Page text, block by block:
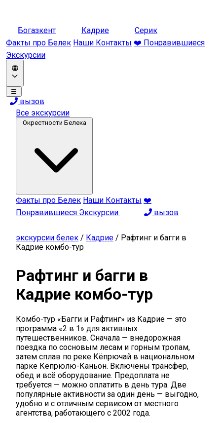
Богазкент Кадрие
Серик
Факты про Белек Наши Контакты ❤️ Понравившиеся
Экскурсии
☰
вызов
Все экскурсии
Окрестности Белека
Факты про Белек Наши Контакты ❤️
Понравившиеся Экскурсии
вызов
экскурсии белек / Кадрие / Рафтинг и багги в
Кадрие комбо-тур
Рафтинг и багги в
Кадрие комбо-тур
Комбо-тур «Багги и Рафтинг» из Кадрие — это
программа «2 в 1» для активных
путешественников. Сначала — внедорожная
поездка по сосновым лесам и горным тропам,
затем сплав по реке Кёпрючай в национальном
парке Кёпрюлю-Каньон. Включены трансфер,
обед и всё оборудование. Предоплата не
требуется — можно оплатить в день тура. Две
популярные активности за один день — выгодно,
удобно и с отличным сервисом от местного
агентства, работающего с 2002 года.